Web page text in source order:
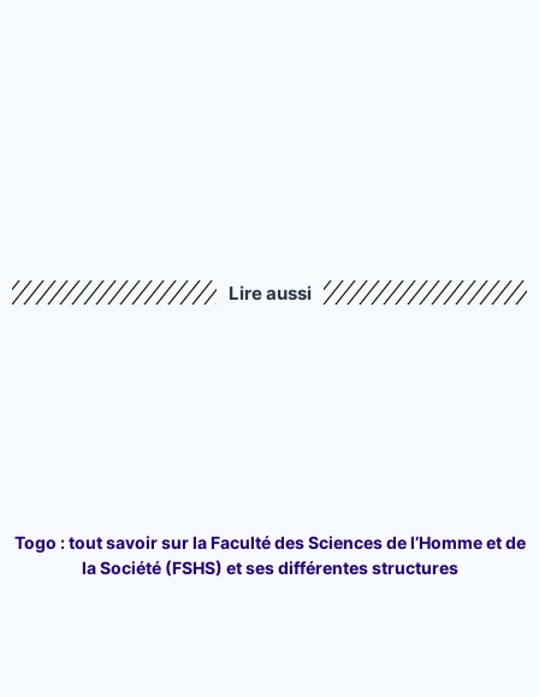
Lire aussi
Togo : tout savoir sur la Faculté des Sciences de l’Homme et de
la Société (FSHS) et ses différentes structures